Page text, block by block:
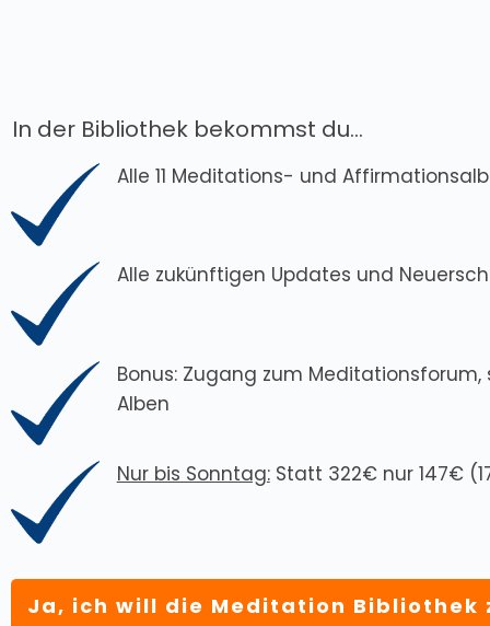
In der Bibliothek bekommst du...
Alle 11 Meditations- und
Alle zukünftigen Updates und
Bonus: Zugang zum Meditationsforum,
Alben
Nur bis Sonntag:Statt 322€ nur 147€
Ja, ich will die Meditation Bibliothek